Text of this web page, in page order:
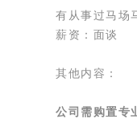
有 从事过马场
薪资： 面谈
其他内容：
公司需购置专